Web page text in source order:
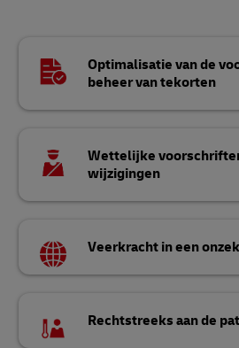
Optimalisatie van de
beheer van tekorten
Wettelijke
wijzigingen
Veerkracht in een
Rechtstreeks aan de